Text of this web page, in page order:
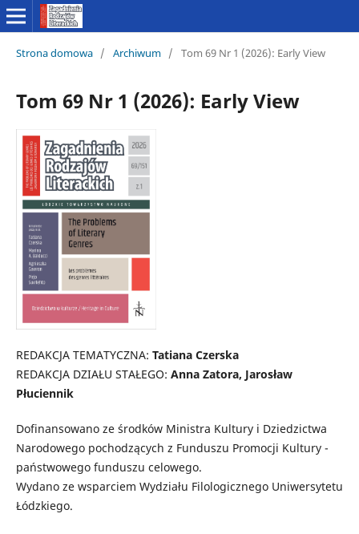
Strona domowa / Archiwum / Tom 69 Nr 1 (2026): Early View
Tom 69 Nr 1 (2026): Early View
REDAKCJA TEMATYCZNA: Tatiana Czerska
REDAKCJA DZIAŁU STAŁEGO: Anna Zatora, Jarosław
Płuciennik
Dofinansowano ze środków Ministra Kultury i Dziedzictwa
Narodowego pochodzących z Funduszu Promocji Kultury -
państwowego funduszu celowego.
Wydano ze wsparciem Wydziału Filologicznego Uniwersytetu
Łódzkiego.